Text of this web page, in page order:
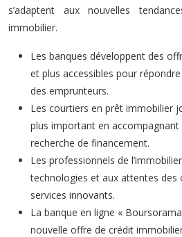
s’adaptent aux nouvelles
immobilier.
Les banques développent des
et plus accessibles pour
des emprunteurs.
Les courtiers en prêt immobilier
plus important en
recherche de financement.
Les professionnels de
technologies et aux attentes des
services innovants.
La banque en ligne «
nouvelle offre de crédit